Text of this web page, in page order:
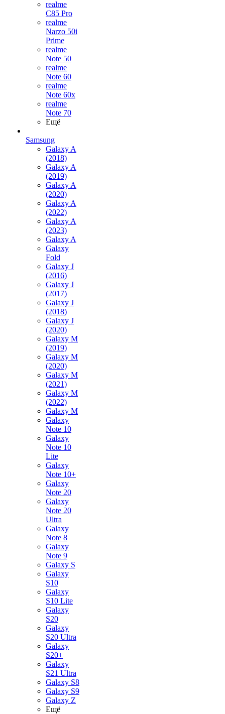
realme
C85 Pro
realme
Narzo 50i
Prime
realme
Note 50
realme
Note 60
realme
Note 60x
realme
Note 70
Ещё
Samsung
Galaxy A
(2018)
Galaxy A
(2019)
Galaxy A
(2020)
Galaxy A
(2022)
Galaxy A
(2023)
Galaxy A
Galaxy
Fold
Galaxy J
(2016)
Galaxy J
(2017)
Galaxy J
(2018)
Galaxy J
(2020)
Galaxy M
(2019)
Galaxy M
(2020)
Galaxy M
(2021)
Galaxy M
(2022)
Galaxy M
Galaxy
Note 10
Galaxy
Note 10
Lite
Galaxy
Note 10+
Galaxy
Note 20
Galaxy
Note 20
Ultra
Galaxy
Note 8
Galaxy
Note 9
Galaxy S
Galaxy
S10
Galaxy
S10 Lite
Galaxy
S20
Galaxy
S20 Ultra
Galaxy
S20+
Galaxy
S21 Ultra
Galaxy S8
Galaxy S9
Galaxy Z
Ещё